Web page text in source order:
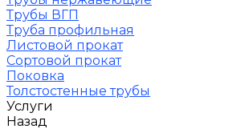
Трубы ВГП
Труба профильная
Листовой прокат
Сортовой прокат
Поковка
Толстостенные трубы
Услуги
Назад